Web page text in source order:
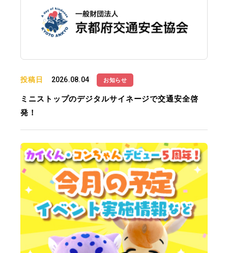
投稿日 2026.08.04 お知らせ
ミニストップのデジタルサイネージで交通安全啓
発！